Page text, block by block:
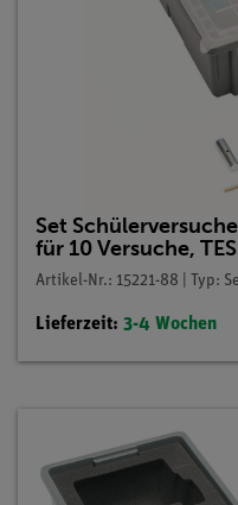
Set
für 10 Versuche,
Artikel-Nr.: 15221-88 | Typ:
Lieferzeit: 3-4 Wochen